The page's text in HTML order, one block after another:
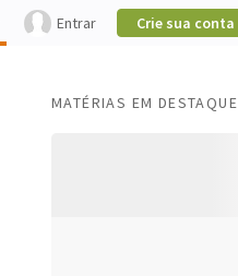
Crie sua conta
Entrar
MATÉRIAS EM DESTAQUE